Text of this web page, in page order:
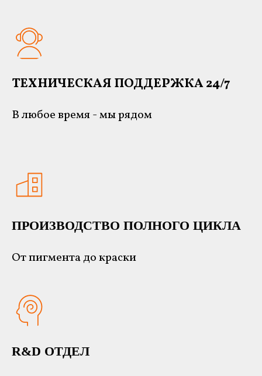
ТЕХНИЧЕСКАЯ ПОДДЕРЖКА 24/7
В любое время - мы рядом
ПРОИЗВОДСТВО ПОЛНОГО ЦИКЛА
От пигмента до краски
R&D ОТДЕЛ